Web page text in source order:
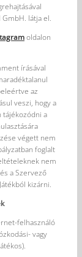
látja el.
oldalon
írásával
az
veszi, hogy a
a
végett nem
foglalt
nem
a Szervező
kizárni.
felhasználó
vagy